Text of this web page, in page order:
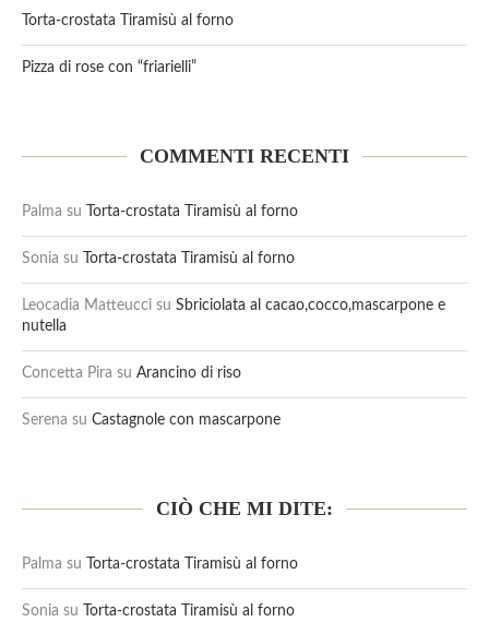
Torta-crostata Tiramisù al forno
Pizza di rose con “friarielli”
COMMENTI RECENTI
Palma su Torta-crostata Tiramisù al forno
Sonia su Torta-crostata Tiramisù al forno
Leocadia Matteucci su Sbriciolata al cacao,cocco,mascarpone e
nutella
Concetta Pira su Arancino di riso
Serena su Castagnole con mascarpone
CIÒ CHE MI DITE:
Palma su Torta-crostata Tiramisù al forno
Sonia su Torta-crostata Tiramisù al forno